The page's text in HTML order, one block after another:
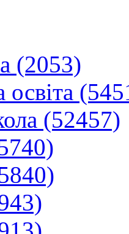
(2053)
(52457)